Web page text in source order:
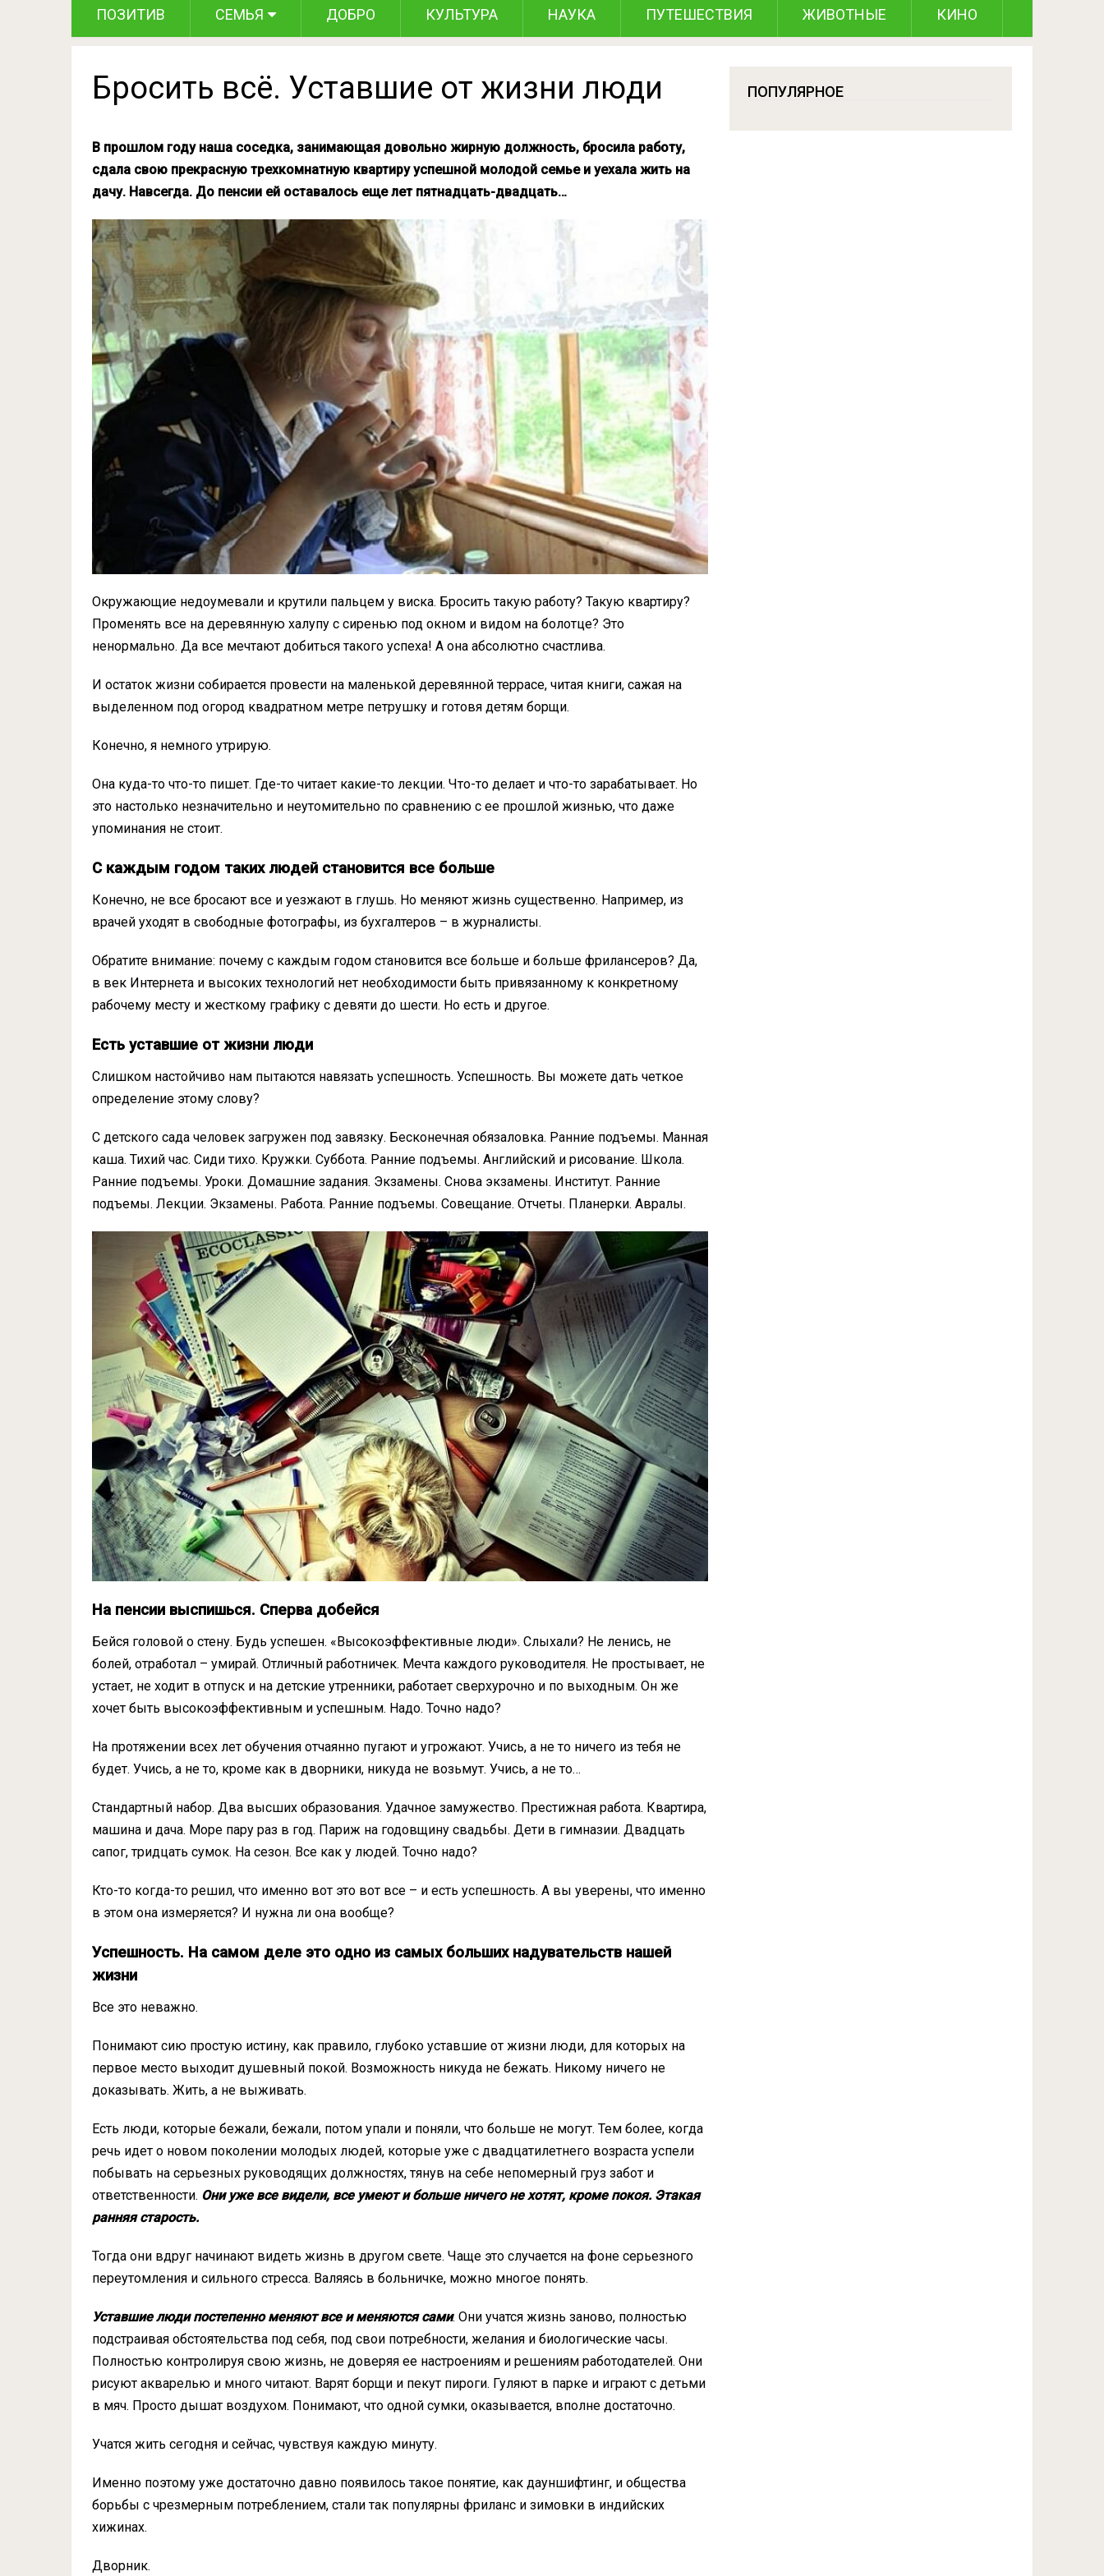
ПОЗИТИВ СЕМЬЯ ДОБРО КУЛЬТУРА НАУКА ПУТЕШЕСТВИЯ ЖИВОТНЫЕ КИНО
Бросить всё. Уставшие от жизни люди
В прошлом году наша соседка, занимающая довольно жирную должность, бросила работу,
сдала свою прекрасную трехкомнатную квартиру успешной молодой семье и уехала жить на
дачу. Навсегда. До пенсии ей оставалось еще лет пятнадцать-двадцать…
Окружающие недоумевали и крутили пальцем у виска. Бросить такую работу? Такую квартиру?
Променять все на деревянную халупу с сиренью под окном и видом на болотце? Это
ненормально. Да все мечтают добиться такого успеха! А она абсолютно счастлива.
И остаток жизни собирается провести на маленькой деревянной террасе, читая книги, сажая на
выделенном под огород квадратном метре петрушку и готовя детям борщи.
Конечно, я немного утрирую.
Она куда-то что-то пишет. Где-то читает какие-то лекции. Что-то делает и что-то зарабатывает. Но
это настолько незначительно и неутомительно по сравнению с ее прошлой жизнью, что даже
упоминания не стоит.
С каждым годом таких людей становится все больше
Конечно, не все бросают все и уезжают в глушь. Но меняют жизнь существенно. Например, из
врачей уходят в свободные фотографы, из бухгалтеров – в журналисты.
Обратите внимание: почему с каждым годом становится все больше и больше фрилансеров? Да,
в век Интернета и высоких технологий нет необходимости быть привязанному к конкретному
рабочему месту и жесткому графику с девяти до шести. Но есть и другое.
Есть уставшие от жизни люди
Слишком настойчиво нам пытаются навязать успешность. Успешность. Вы можете дать четкое
определение этому слову?
С детского сада человек загружен под завязку. Бесконечная обязаловка. Ранние подъемы. Манная
каша. Тихий час. Сиди тихо. Кружки. Суббота. Ранние подъемы. Английский и рисование. Школа.
Ранние подъемы. Уроки. Домашние задания. Экзамены. Снова экзамены. Институт. Ранние
подъемы. Лекции. Экзамены. Работа. Ранние подъемы. Совещание. Отчеты. Планерки. Авралы.
На пенсии выспишься. Сперва добейся
Бейся головой о стену. Будь успешен. «Высокоэффективные люди». Слыхали? Не ленись, не
болей, отработал – умирай. Отличный работничек. Мечта каждого руководителя. Не простывает, не
устает, не ходит в отпуск и на детские утренники, работает сверхурочно и по выходным. Он же
хочет быть высокоэффективным и успешным. Надо. Точно надо?
На протяжении всех лет обучения отчаянно пугают и угрожают. Учись, а не то ничего из тебя не
будет. Учись, а не то, кроме как в дворники, никуда не возьмут. Учись, а не то…
Стандартный набор. Два высших образования. Удачное замужество. Престижная работа. Квартира,
машина и дача. Море пару раз в год. Париж на годовщину свадьбы. Дети в гимназии. Двадцать
сапог, тридцать сумок. На сезон. Все как у людей. Точно надо?
Кто-то когда-то решил, что именно вот это вот все – и есть успешность. А вы уверены, что именно
в этом она измеряется? И нужна ли она вообще?
Успешность. На самом деле это одно из самых больших надувательств нашей
жизни
Все это неважно.
Понимают сию простую истину, как правило, глубоко уставшие от жизни люди, для которых на
первое место выходит душевный покой. Возможность никуда не бежать. Никому ничего не
доказывать. Жить, а не выживать.
Есть люди, которые бежали, бежали, потом упали и поняли, что больше не могут. Тем более, когда
речь идет о новом поколении молодых людей, которые уже с двадцатилетнего возраста успели
побывать на серьезных руководящих должностях, тянув на себе непомерный груз забот и
ответственности. Они уже все видели, все умеют и больше ничего не хотят, кроме покоя. Этакая
ранняя старость.
Тогда они вдруг начинают видеть жизнь в другом свете. Чаще это случается на фоне серьезного
переутомления и сильного стресса. Валяясь в больничке, можно многое понять.
Уставшие люди постепенно меняют все и меняются сами. Они учатся жизнь заново, полностью
подстраивая обстоятельства под себя, под свои потребности, желания и биологические часы.
Полностью контролируя свою жизнь, не доверяя ее настроениям и решениям работодателей. Они
рисуют акварелью и много читают. Варят борщи и пекут пироги. Гуляют в парке и играют с детьми
в мяч. Просто дышат воздухом. Понимают, что одной сумки, оказывается, вполне достаточно.
Учатся жить сегодня и сейчас, чувствуя каждую минуту.
Именно поэтому уже достаточно давно появилось такое понятие, как дауншифтинг, и общества
борьбы с чрезмерным потреблением, стали так популярны фриланс и зимовки в индийских
хижинах.
Дворник.
ПОПУЛЯРНОЕ